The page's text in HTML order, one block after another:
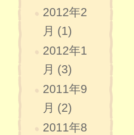
2012年2
月 (1)
2012年1
月 (3)
2011年9
月 (2)
2011年8